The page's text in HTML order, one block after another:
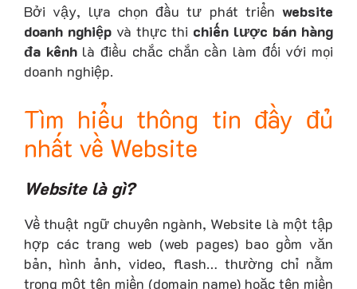
Bởi vậy, lựa chọn đầu tư phát triển website
doanh nghiệp và thực thi chiến lược bán hàng
đa kênhlà điều chắc chắn cần làm đối với mọi
doanh nghiệp.
Tìm hiểu thông tin đầy đủ
nhất về Website
Website là gì?
Về thuật ngữ chuyên ngành, Website là một tập
hợp các trang web (web pages) bao gồm văn
bản, hình ảnh, video, flash… thường chỉ nằm
trong một tên miền (domain name) hoặc tên miền